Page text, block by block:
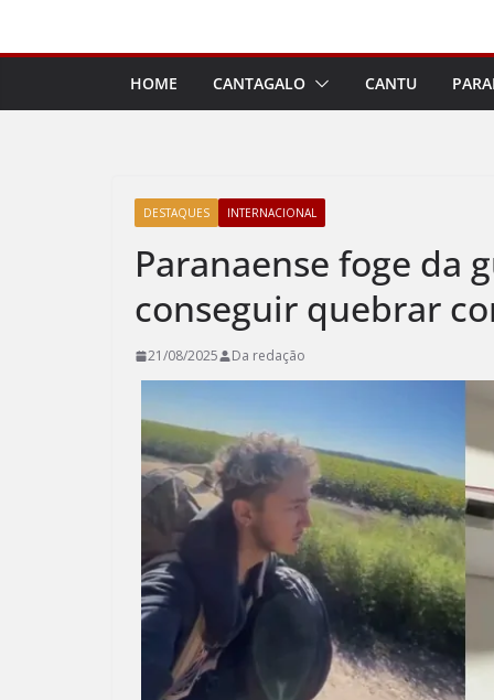
conteúdo
HOME CANTAGALO CANTU
DESTAQUES INTERNACIONAL
Paranaense foge da
conseguir quebrar
21/08/2025 Da redação